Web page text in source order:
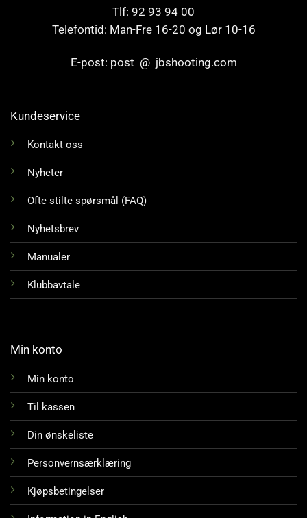
Tlf: 92 93 94 00
Telefontid: Man-Fre 16-20 og Lør 10-16
E-post: post @ jbshooting.com
Kundeservice
Kontakt oss
Nyheter
Ofte stilte spørsmål (FAQ)
Nyhetsbrev
Manualer
Klubbavtale
Min konto
Min konto
Til kassen
Din ønskeliste
Personvernsærklæring
Kjøpsbetingelser